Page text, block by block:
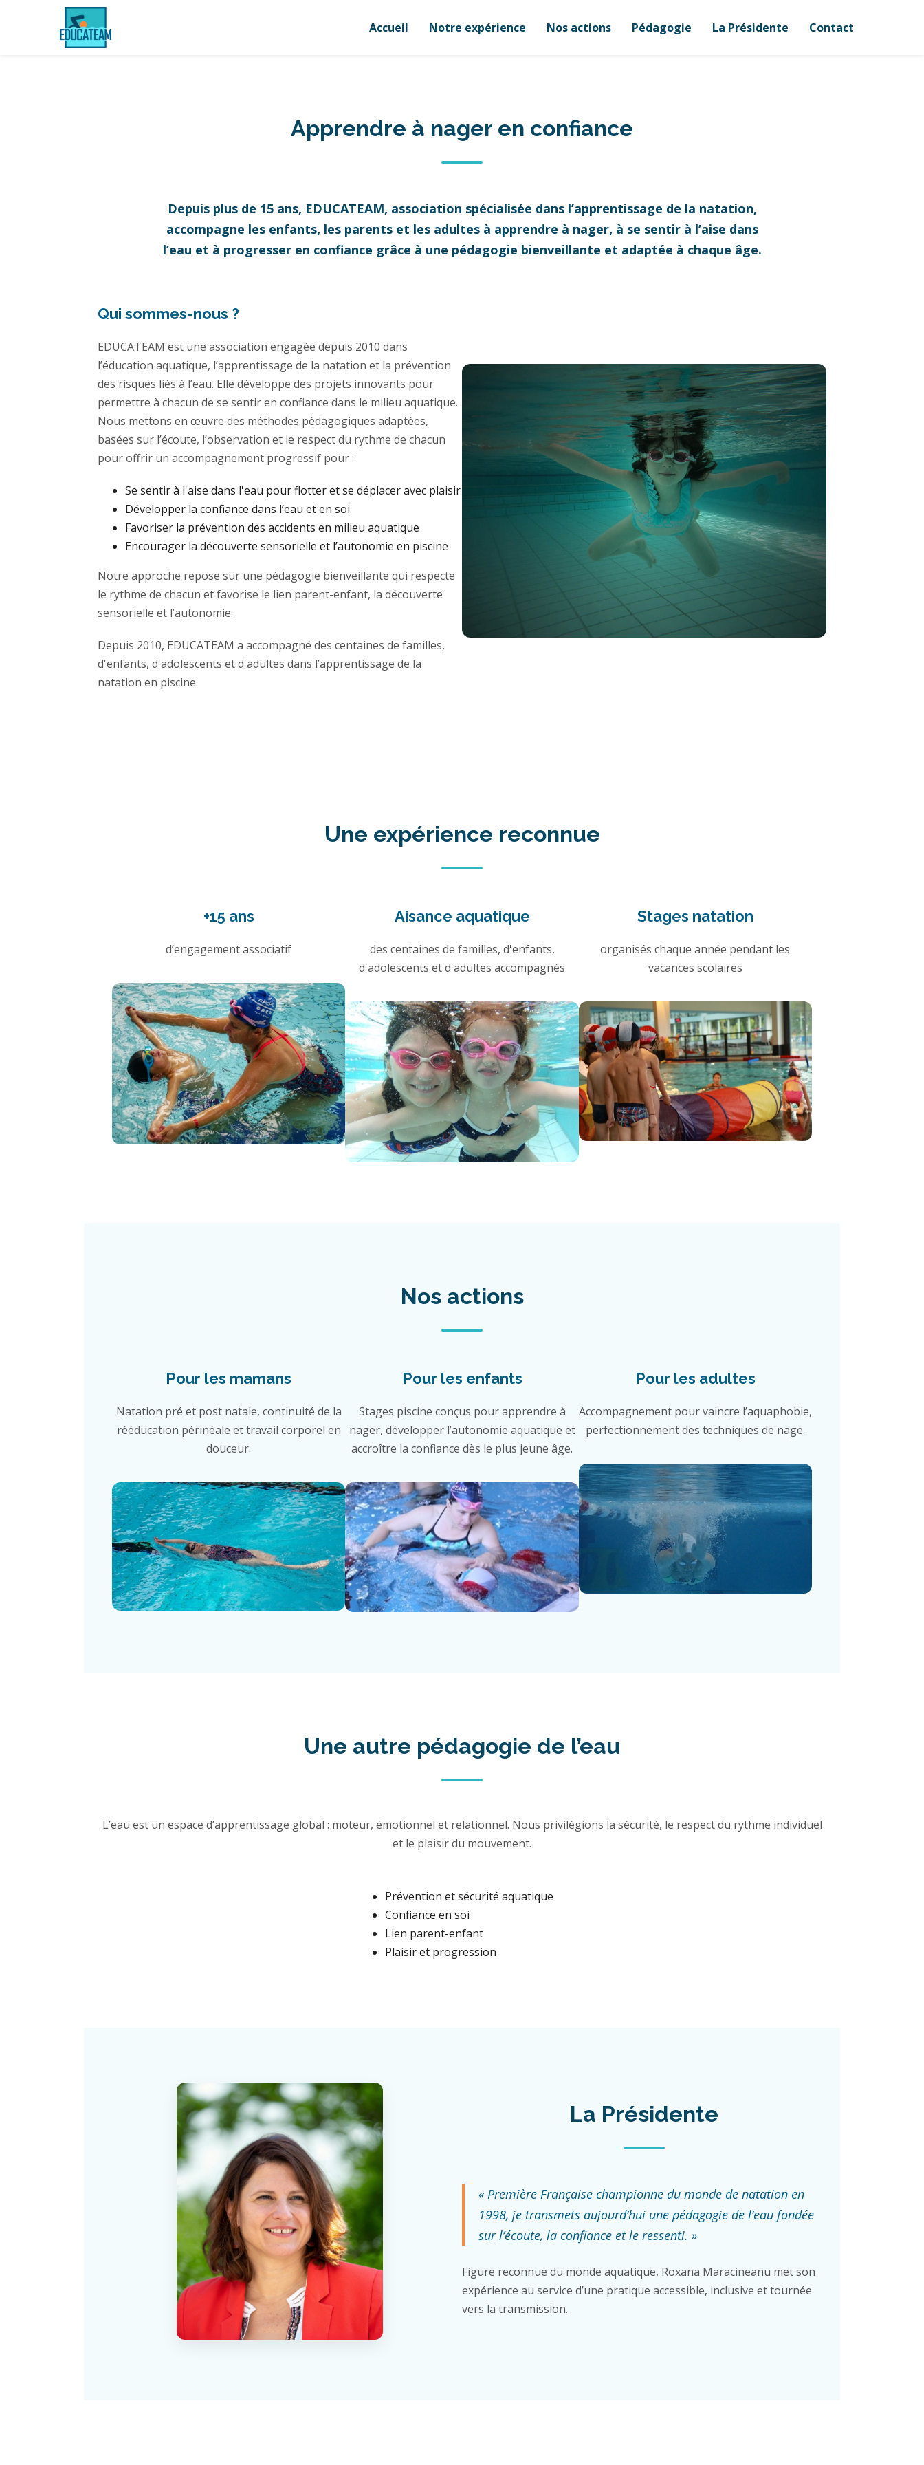
Accueil Notre expérience Nos actions Pédagogie La Présidente Contact
Apprendre à nager en confiance
Depuis plus de 15 ans, EDUCATEAM, association spécialisée dans l’apprentissage de la natation,
accompagne les enfants, les parents et les adultes à apprendre à nager, à se sentir à l’aise dans
l’eau et à progresser en confiance grâce à une pédagogie bienveillante et adaptée à chaque âge.
Qui sommes-nous ?
EDUCATEAM est une association engagée depuis 2010 dans
l’éducation aquatique, l’apprentissage de la natation et la prévention
des risques liés à l’eau. Elle développe des projets innovants pour
permettre à chacun de se sentir en confiance dans le milieu aquatique.
Nous mettons en œuvre des méthodes pédagogiques adaptées,
basées sur l’écoute, l’observation et le respect du rythme de chacun
pour offrir un accompagnement progressif pour :
Se sentir à l'aise dans l'eau pour flotter et se déplacer avec plaisir
Développer la confiance dans l’eau et en soi
Favoriser la prévention des accidents en milieu aquatique
Encourager la découverte sensorielle et l’autonomie en piscine
Notre approche repose sur une pédagogie bienveillante qui respecte
le rythme de chacun et favorise le lien parent-enfant, la découverte
sensorielle et l’autonomie.
Depuis 2010, EDUCATEAM a accompagné des centaines de familles,
d'enfants, d'adolescents et d'adultes dans l’apprentissage de la
natation en piscine.
Une expérience reconnue
+15 ans
d’engagement associatif
Aisance aquatique
des centaines de familles, d'enfants,
d'adolescents et d'adultes accompagnés
Stages natation
organisés chaque année pendant les
vacances scolaires
Nos actions
Pour les mamans
Natation pré et post natale, continuité de la
rééducation périnéale et travail corporel en
douceur.
Pour les enfants
Stages piscine conçus pour apprendre à
nager, développer l’autonomie aquatique et
accroître la confiance dès le plus jeune âge.
Pour les adultes
Accompagnement pour vaincre l’aquaphobie,
perfectionnement des techniques de nage.
Une autre pédagogie de l’eau
L’eau est un espace d’apprentissage global : moteur, émotionnel et relationnel. Nous privilégions la sécurité, le respect du rythme individuel
et le plaisir du mouvement.
Prévention et sécurité aquatique
Confiance en soi
Lien parent-enfant
Plaisir et progression
La Présidente
« Première Française championne du monde de natation en
1998, je transmets aujourd’hui une pédagogie de l’eau fondée
sur l’écoute, la confiance et le ressenti. »
Figure reconnue du monde aquatique, Roxana Maracineanu met son
expérience au service d’une pratique accessible, inclusive et tournée
vers la transmission.